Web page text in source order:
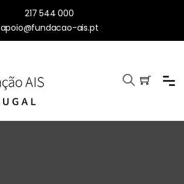
217 544 000
apoio@fundacao-ais.pt